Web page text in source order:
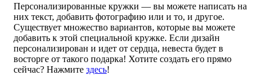
Персонализированные кружки — вы можете написать на
них текст, добавить фотографию или и то, и другое.
Существует множество вариантов, которые вы можете
добавить к этой специальной кружке. Если дизайн
персонализирован и идет от сердца, невеста будет в
восторге от такого подарка! Хотите создать его прямо
сейчас? Нажмите здесь!